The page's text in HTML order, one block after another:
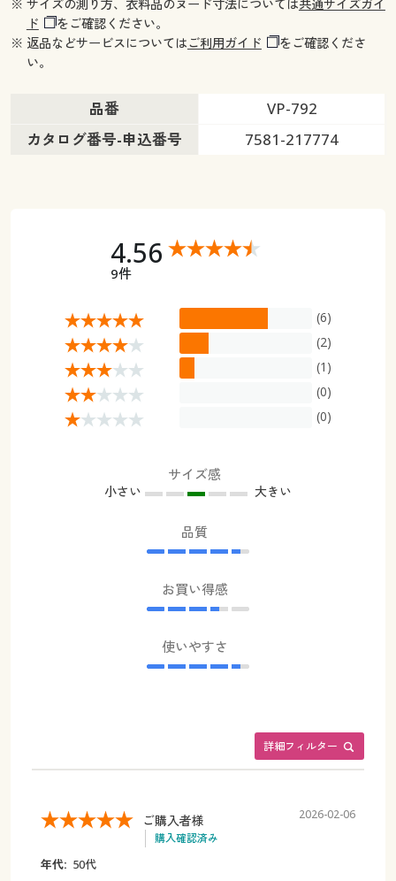
幅150×丈225(2枚組) ○ 在庫わずか
幅150×丈230(2枚組) ○ 在庫わずか
幅150×丈235(2枚組) ○ 在庫わずか
幅150×丈245(2枚組) ○ 在庫わずか
幅150×丈250(2枚組) ○ 在庫わずか
幅200×丈135(1枚物) ◎ 在庫あり
幅200×丈150(1枚物) ◎ 在庫あり
幅200×丈178(1枚物) ◎ 在庫あり
幅200×丈185(1枚物) ○ 在庫わずか
幅200×丈190(1枚物) ◎ 在庫あり
幅200×丈195(1枚物) ◎ 在庫あり
幅200×丈200(1枚物) ◎ 在庫あり
幅200×丈220(1枚物) ◎ 在庫あり
幅200×丈230(1枚物) ○ 在庫わずか
幅200×丈240(1枚物) ○ 在庫わずか
幅200×丈260(1枚物) ○ 在庫わずか
※ サイズの測り方、衣料品のヌード寸法については共通サイズガイ
ド
をご確認ください。
※ 返品などサービスについてはご利用ガイド
をご確認くださ
い。
品番
VP-792
カタログ番号-申込番号
7581-217774
4.56
9件
(6)
(2)
(1)
(0)
(0)
サイズ感
小さい 大きい
品質
お買い得感
使いやすさ
詳細フィルター
ご購入者様
購入確認済み
2026-02-06
年代: 50代